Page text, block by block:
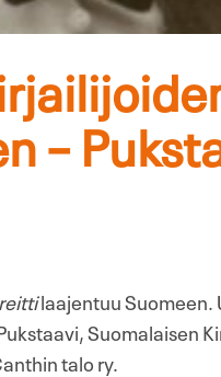
–
laajentuu Suomeen.
Suomalaisen
talo ry.